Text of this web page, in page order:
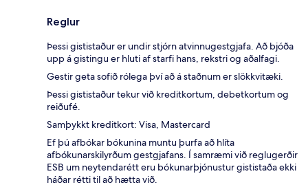
Reglur
Þessi gististaður er undir stjórn atvinnugestgjafa. Að bjóða
upp á gistingu er hluti af starfi hans, rekstri og aðalfagi.
Gestir geta sofið rólega því að á staðnum er slökkvitæki.
Þessi gististaður tekur við kreditkortum, debetkortum og
reiðufé.
Samþykkt kreditkort: Visa, Mastercard
Ef þú afbókar bókunina muntu þurfa að hlíta
afbókunarskilyrðum gestgjafans. Í samræmi við reglugerðir
ESB um neytendarétt eru bókunarþjónustur gististaða ekki
háðar rétti til að hætta við.